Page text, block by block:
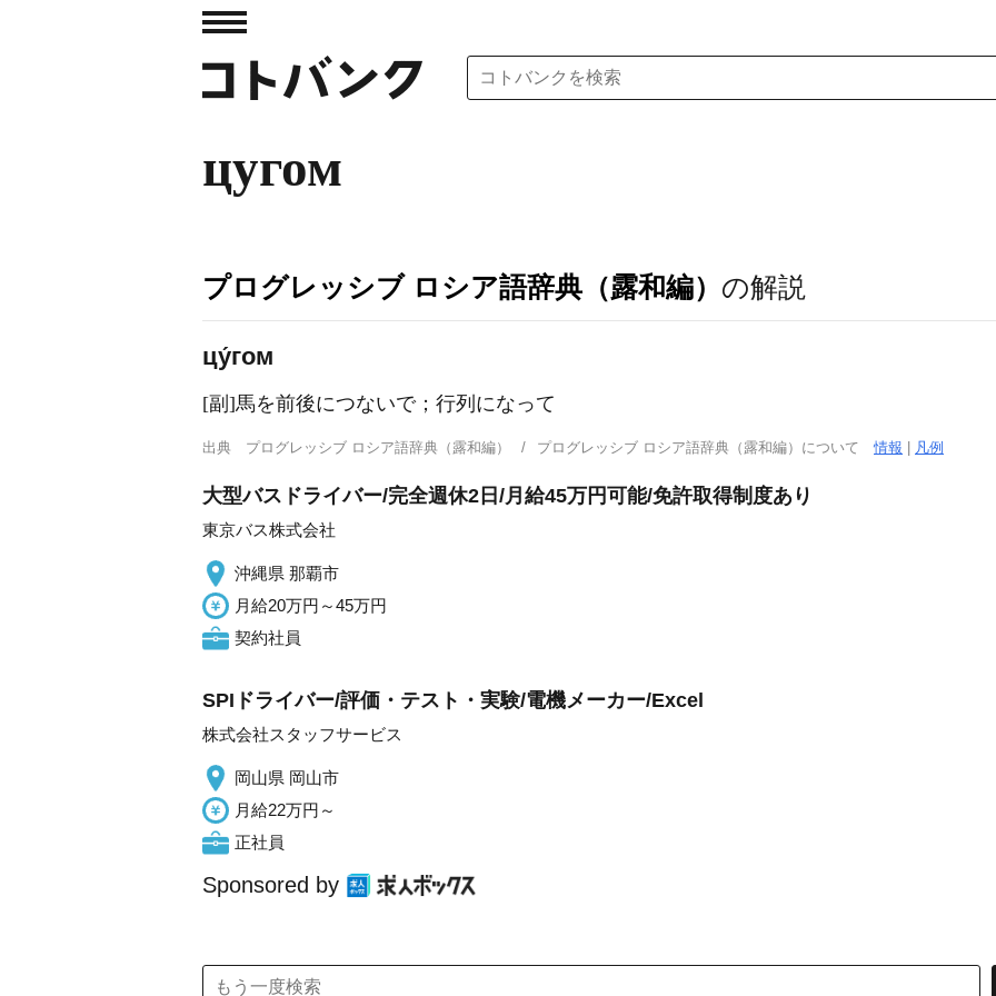
цугом
プログレッシブ ロシア語辞典（露和編） の解説
цу́гом
[副]馬を前後につないで；行列になって
出典 プログレッシブ ロシア語辞典（露和編） プログレッシブ ロシア語辞典（露和編）について情報 凡例
大型バスドライバー/完全週休2日/月給45万円可能/免許取得制度あり
東京バス株式会社
沖縄県 那覇市
月給20万円～45万円
契約社員
SPIドライバー/評価・テスト・実験/電機メーカー/Excel
株式会社スタッフサービス
岡山県 岡山市
月給22万円～
正社員
Sponsored by